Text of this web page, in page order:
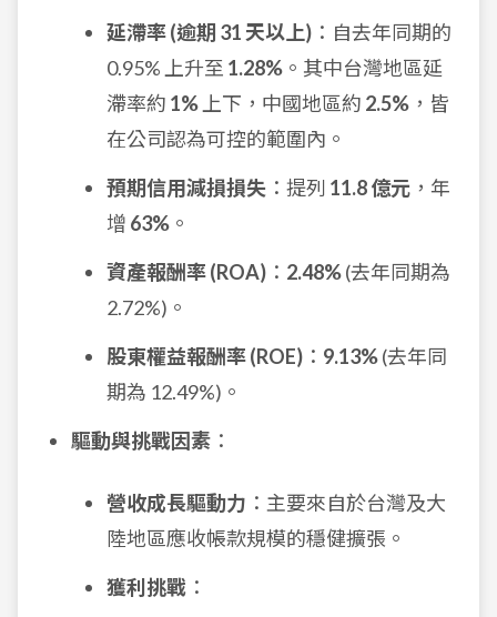
延滯率 (逾期 31 天以上) ：自去年同期的
0.95% 上升至 1.28% 。其中台灣地區延
滯率約 1% 上下，中國地區約 2.5% ，皆
在公司認為可控的範圍內。
預期信用減損損失 ：提列 11.8 億元 ，年
增 63% 。
資產報酬率 (ROA) ： 2.48%(去年同期為
2.72%)。
股東權益報酬率 (ROE) ： 9.13%(去年同
期為 12.49%)。
驅動與挑戰因素 ：
營收成長驅動力 ：主要來自於台灣及大
陸地區應收帳款規模的穩健擴張。
獲利挑戰 ：